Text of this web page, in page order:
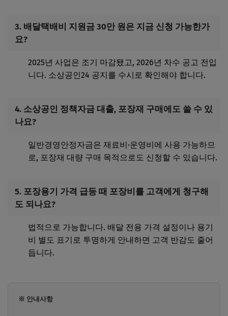
3. 배달택배비 지원금 30만 원은 지금 신청 가능한가
요?
2025년 사업은 조기 마감됐고, 2026년 차수 공고 전입
니다. 소상공인24 공지를 수시로 확인해야 합니다.
4. 소상공인 정책자금 대출, 포장재 구매에도 쓸 수 있
나요?
일반경영안정자금은 재료비·운영비에 사용 가능하므
로, 포장재 대량 구매 목적으로도 신청할 수 있습니다.
5. 포장용기 가격 급등 때 포장비를 고객에게 청구해
도 되나요?
법적으로 가능합니다. 배달 전용 가격 설정이나 용기
비 별도 표기로 투명하게 안내하면 고객 반감도 줄어
듭니다.
※ 안내사항